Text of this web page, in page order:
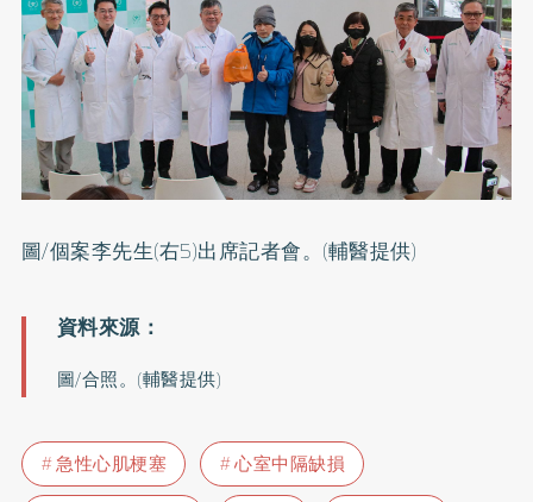
圖/個案李先生(右5)出席記者會。(輔醫提供)
圖/合照。(輔醫提供)
急性心肌梗塞
心室中隔缺損